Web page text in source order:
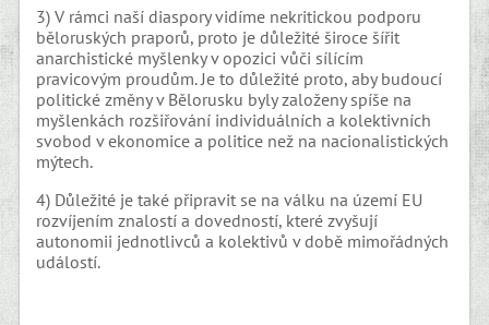
3) V rámci naší diaspory vidíme nekritickou podporu
běloruských praporů, proto je důležité široce šířit
anarchistické myšlenky v opozici vůči sílícím
pravicovým proudům. Je to důležité proto, aby budoucí
politické změny v Bělorusku byly založeny spíše na
myšlenkách rozšiřování individuálních a kolektivních
svobod v ekonomice a politice než na nacionalistických
mýtech.
4) Důležité je také připravit se na válku na území EU
rozvíjením znalostí a dovedností, které zvyšují
autonomii jednotlivců a kolektivů v době mimořádných
událostí.